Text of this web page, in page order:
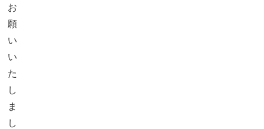
お
願
い
い
た
し
ま
し